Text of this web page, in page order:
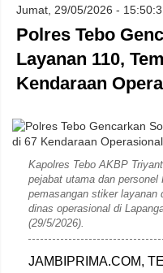
Jumat, 29/05/2026 -
Polres Tebo
Layanan 110,
Kendaraan
Kapolres Tebo AKBP
pejabat utama dan
pemasangan stiker layanan
dinas operasional di
(29/5/2026).
JAMBIPRIMA.COM,